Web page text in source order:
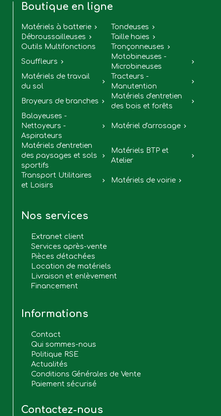
Boutique en ligne
Matériels à batterie  Tondeuses 
Débroussailleuses  Taille haies 
Outils Multifonctions Tronçonneuses 
Souffleurs 
Motobineuses -
Microbineuses

Matériels de travail
du sol

Tracteurs -
Manutention

Broyeurs de branches 
Matériels d'entretien
des bois et forêts

Balayeuses -
Nettoyeurs -
Aspirateurs
 Matériel d'arrosage 
Matériels d'entretien
des paysages et sols
sportifs

Matériels BTP et
Atelier

Transport Utilitaires
et Loisirs
 Matériels de voirie 
Nos services
Extranet client
Services après-vente
Pièces détachées
Location de matériels
Livraison et enlèvement
Financement
Informations
Contact
Qui sommes-nous
Politique RSE
Actualités
Conditions Générales de Vente
Paiement sécurisé
Contactez-nous